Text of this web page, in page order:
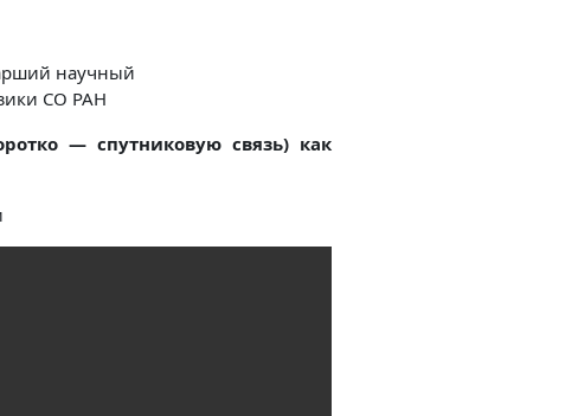
научный
СО РАН
— спутниковую связь) как